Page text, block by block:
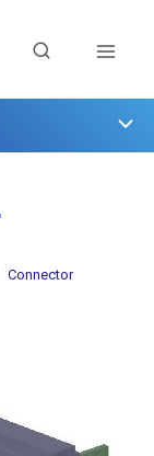
Connector